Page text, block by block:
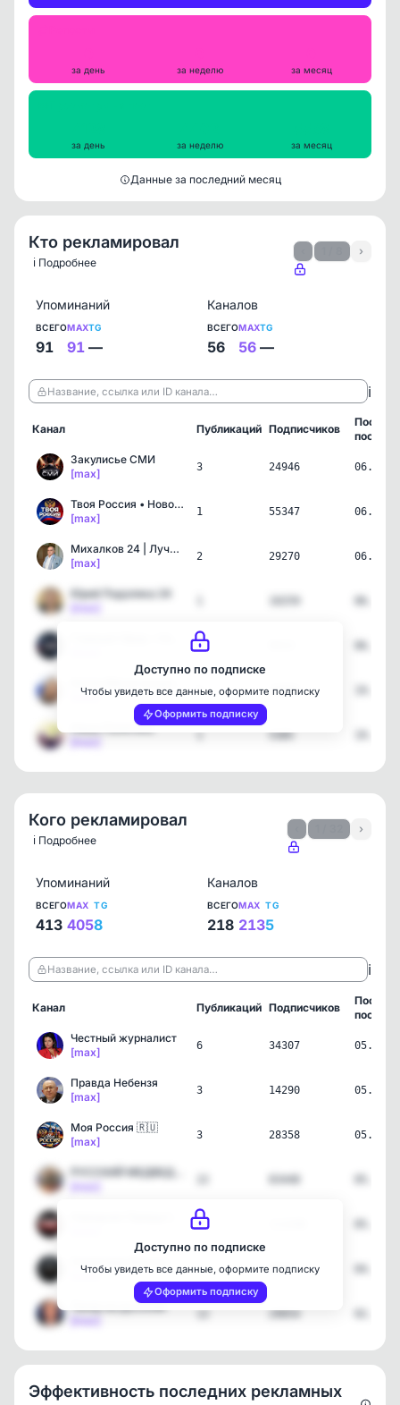
за день за неделю за месяц
за день за неделю за месяц
Данные за последний месяц
Кто рекламировал
ℹ️ Подробнее
›
Упоминаний
ВСЕГО
91
MAX
91
TG
—
Каналов
ВСЕГО
56
MAX
56
TG
—
Название, ссылка или ID канала… ℹ️
Канал Публикаций Подписчиков
пост
Закулисье СМИ
[max]
3 24946
Твоя Россия • Новости
[max]
1 55347
Михалков 24 | Лучшее
[max]
2 29270
Юрий Подоляка 24
1
[max]
6 10086
Наша Политика
1 5385
Доступно по подписке
Чтобы увидеть все данные, оформите подписку
Оформить подписку
Кого рекламировал
ℹ️ Подробнее
›
Упоминаний
ВСЕГО
413
MAX
405
TG
8
Каналов
ВСЕГО
218
MAX
213
TG
5
Название, ссылка или ID канала… ℹ️
Канал Публикаций Подписчиков
пост
Честный журналист
[max]
6 34307
Правда Небензя
[max]
3 14290
Моя Россия 🇷🇺
[max]
3 28358
[max]
3
[max]
1 8035
Такер на русском
12 29054
Доступно по подписке
Чтобы увидеть все данные, оформите подписку
Оформить подписку
Эффективность последних рекламных